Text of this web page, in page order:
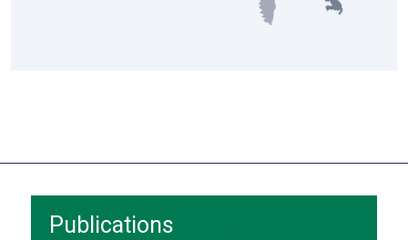
Publications